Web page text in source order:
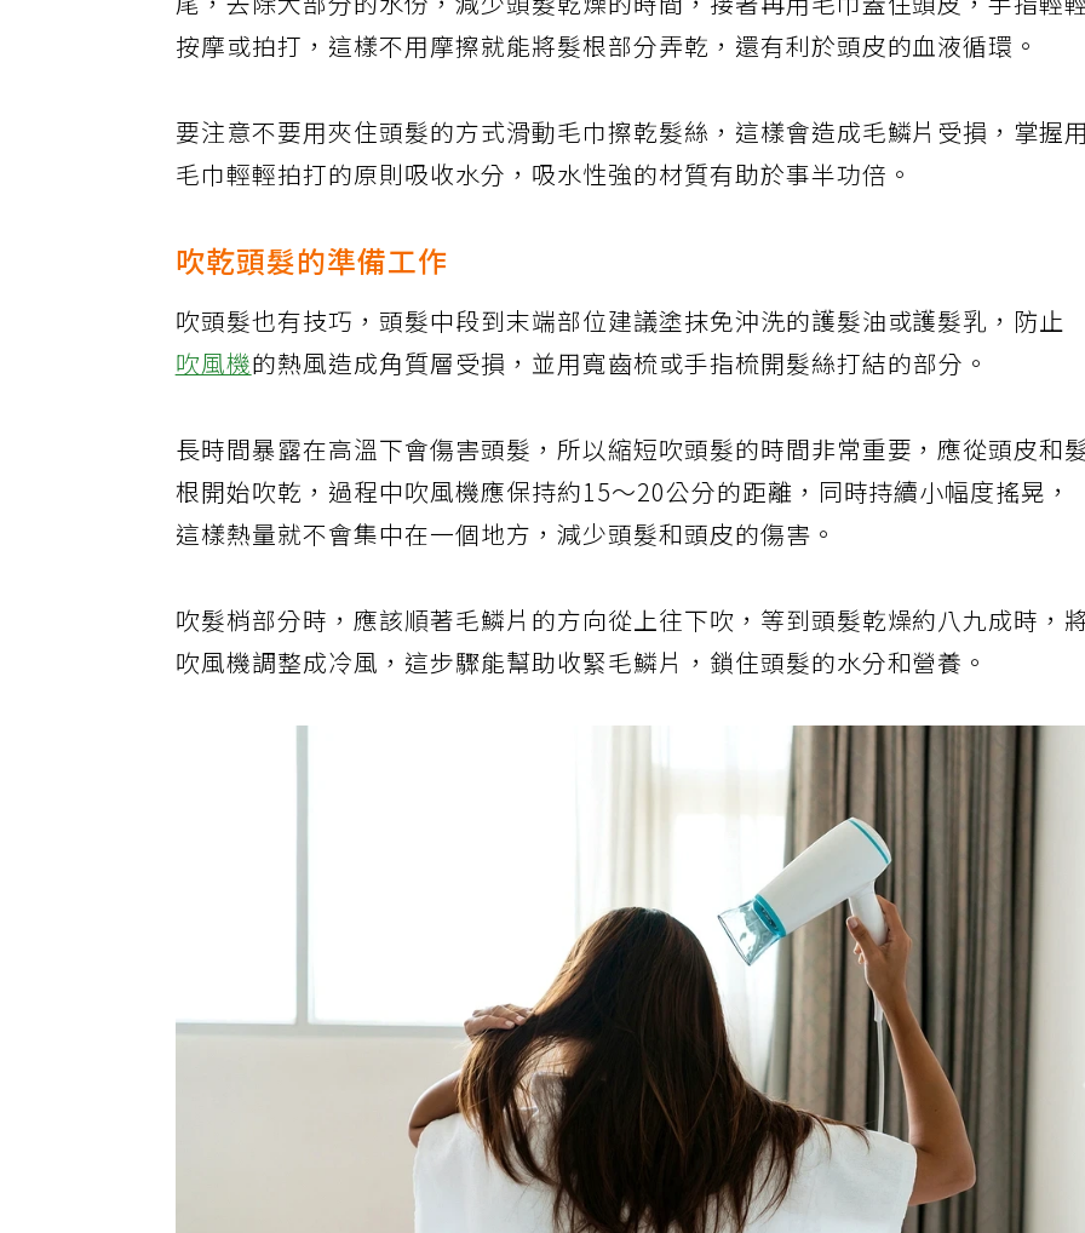
尾，去除大部分的水份，減少頭髮乾燥的時間，接著再用毛巾蓋住頭皮，手指輕
按摩或拍打，這樣不用摩擦就能將髮根部分弄乾，還有利於頭皮的血液循環。
要注意不要用夾住頭髮的方式滑動毛巾擦乾髮絲，這樣會造成毛鱗片受損，掌握用
毛巾輕輕拍打的原則吸收水分，吸水性強的材質有助於事半功倍。
吹乾頭髮的準備工作
吹頭髮也有技巧，頭髮中段到末端部位建議塗抹免沖洗的護髮油或護髮乳，防止
吹風機的熱風造成角質層受損，並用寬齒梳或手指梳開髮絲打結的部分。
長時間暴露在高溫下會傷害頭髮，所以縮短吹頭髮的時間非常重要，應從頭皮和
根開始吹乾，過程中吹風機應保持約15～20公分的距離，同時持續小幅度搖晃，
這樣熱量就不會集中在一個地方，減少頭髮和頭皮的傷害。
吹髮梢部分時，應該順著毛鱗片的方向從上往下吹，等到頭髮乾燥約八九成時，將
吹風機調整成冷風，這步驟能幫助收緊毛鱗片，鎖住頭髮的水分和營養。